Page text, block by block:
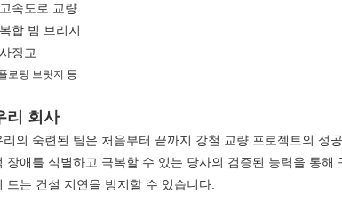
속도로 교량
합 빔 브리지
장교
로팅 브릿지 등
리 회사
리의 숙련된 팀은 처음부터 끝까지 강철 교량 프로젝트의 성
장애를 식별하고 극복할 수 있는 당사의 검증된 능력을 통
드는 건설 지연을 방지할 수 있습니다.